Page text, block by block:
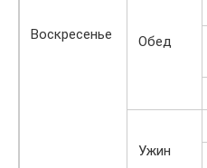
Воскресенье Обед
Ужин